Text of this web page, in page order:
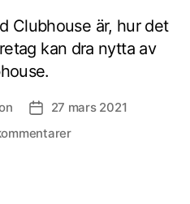
Clubhouse är, hur det
kan dra nytta av
Inläggsdatum
27 mars 2021
till